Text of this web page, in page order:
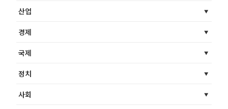
산업
경제
국제
정치
사회